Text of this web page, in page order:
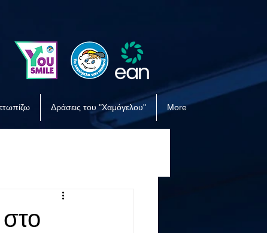
Δράσεις του "Χαμόγελου" More